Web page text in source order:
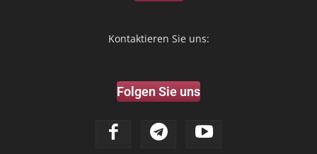
Kontaktieren Sie uns:
Folgen Sie uns